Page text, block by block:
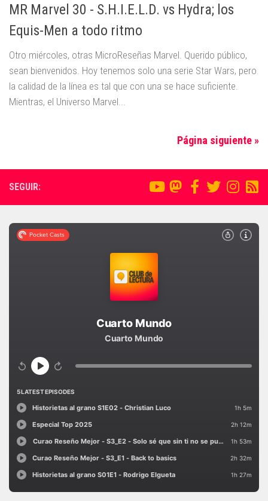
MR Marvel 30 - S.H.I.E.L.D. vs Hydra; los
Equis-Men a todo ritmo
Otro miércoles, otras MicroReseñas Marvel. Querido público,
sean bienvenidos. Hoy tenemos solo una serie Star Wars, pero
la calidad de la línea es tal que con una se hace suficiente.
Mientras, el Universo Marvel...
Página siguiente »
SEGUIR: